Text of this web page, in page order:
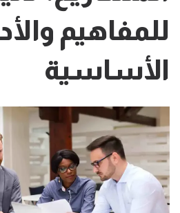
للمفاهيم
الأساسية